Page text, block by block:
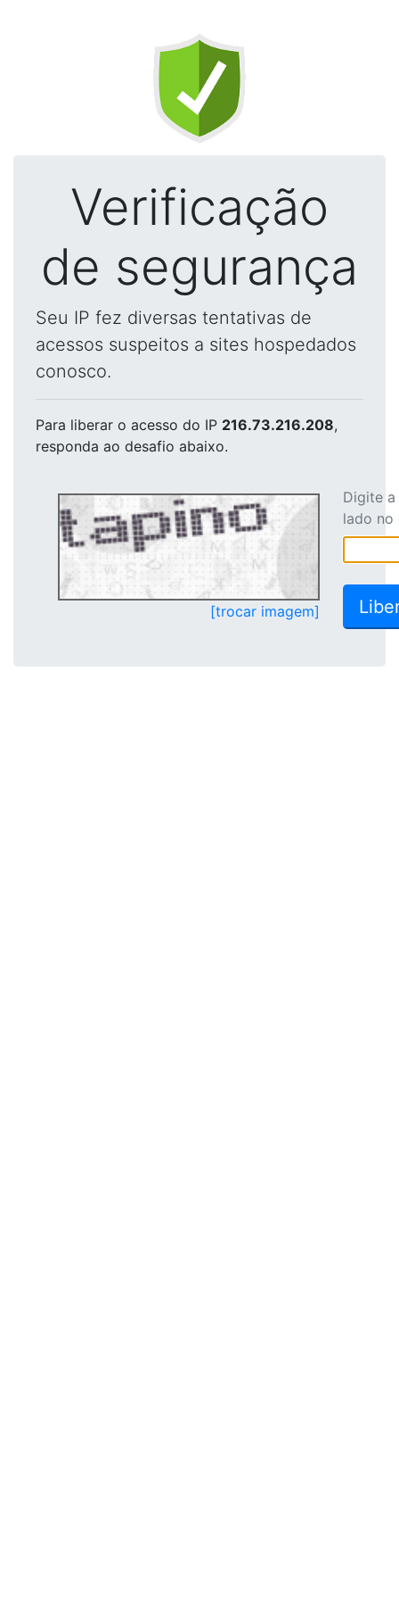
Verificação
de segurança
Seu IP fez diversas tentativas de
acessos suspeitos a sites hospedados
conosco.
Para liberar o acesso do IP 216.73.216.208,
responda ao desafio abaixo.
[trocar imagem]
Digite
lado no